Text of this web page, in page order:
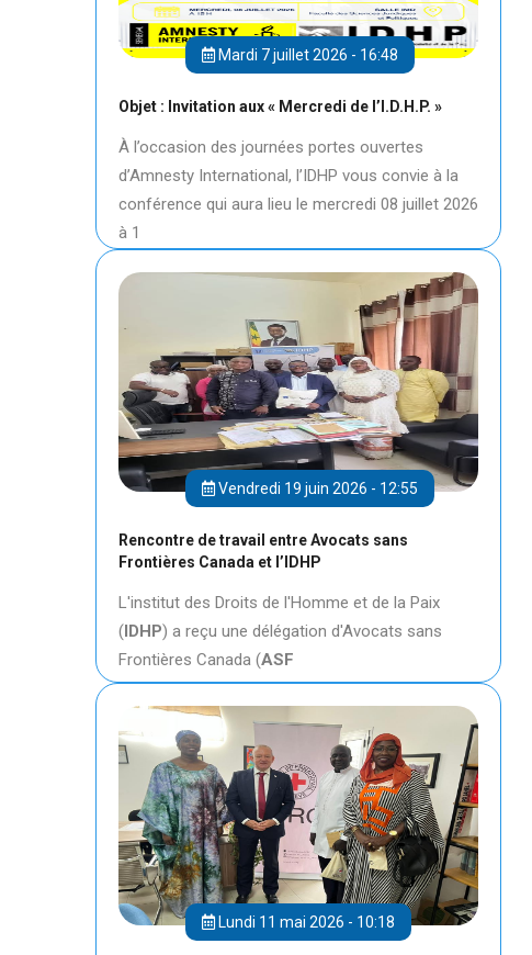
Mardi 7 juillet 2026 - 16:48
Objet : Invitation aux « Mercredi de l’I.D.H.P. »
À l’occasion des journées portes ouvertes
d’Amnesty International, l’IDHP vous convie à la
conférence qui aura lieu le mercredi 08 juillet 2026
à 1
Vendredi 19 juin 2026 - 12:55
Rencontre de travail entre Avocats sans
Frontières Canada et l’IDHP
L'institut des Droits de l'Homme et de la Paix
(IDHP) a reçu une délégation d'Avocats sans
Frontières Canada (ASF
Lundi 11 mai 2026 - 10:18